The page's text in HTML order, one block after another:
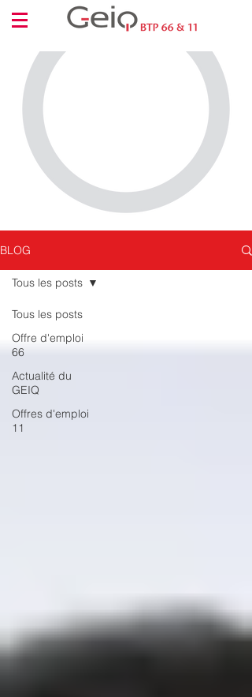
BLOG
Tous les posts
Offre d'emploi
66
Actualité du
GEIQ
Offres d'emploi
11
Tous les posts